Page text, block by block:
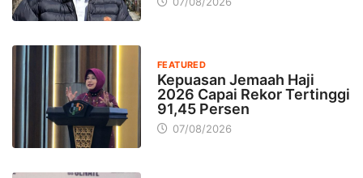
FEATURED
Kepuasan Jemaah Haji
2026 Capai Rekor Tertinggi
91,45 Persen
07/08/2026